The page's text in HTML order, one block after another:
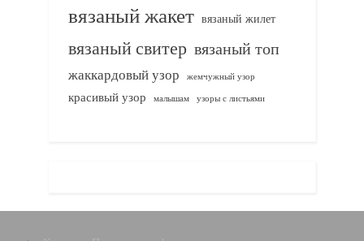
вязаный жакет вязаный жилет
вязаный свитер вязаный топ
жаккардовый узор жемчужный узор
красивый узор малышам узоры с листьями